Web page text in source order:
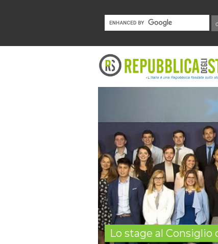
Lo stage al Consiglio